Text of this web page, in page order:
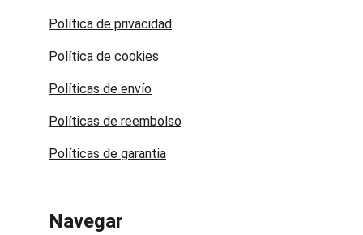
Política de privacidad
Políticas de envío
Navegar
Política de cookies
Políticas de reembolso
Políticas de garantia